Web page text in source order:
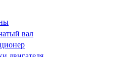
вал